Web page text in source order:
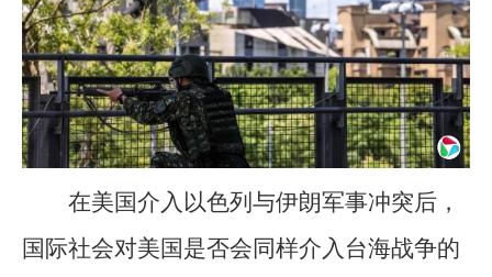
在美国介入以色列与伊朗军事冲突后，
国际社会对美国是否会同样介入台海战争的